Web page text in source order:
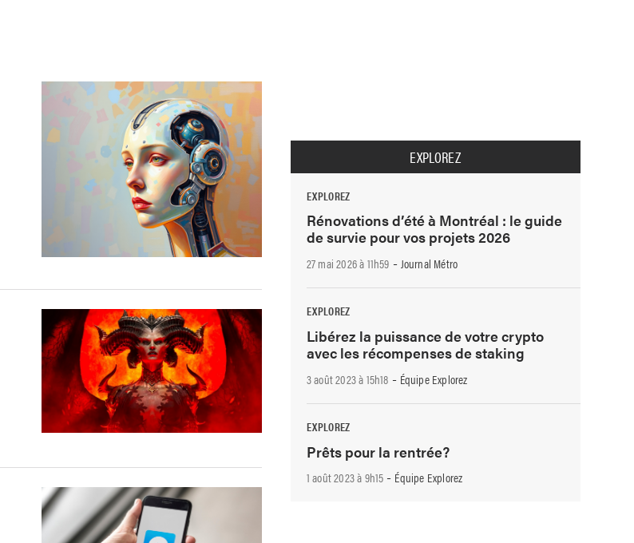
EXPLOREZ
EXPLOREZ
Rénovations d’été à Montréal : le guide
de survie pour vos projets 2026
27 mai 2026 à 11h59 - Journal Métro
EXPLOREZ
Libérez la puissance de votre crypto
avec les récompenses de staking
3 août 2023 à 15h18 - Équipe Explorez
EXPLOREZ
Prêts pour la rentrée?
1 août 2023 à 9h15 - Équipe Explorez